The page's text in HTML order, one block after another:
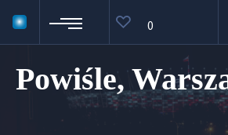
0
Powiśle,